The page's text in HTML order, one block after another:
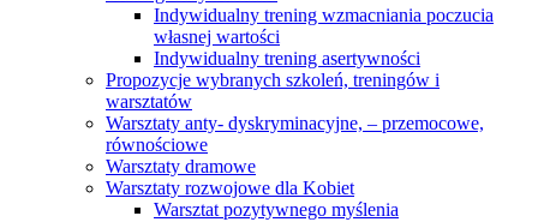
Indywidualny trening wzmacniania poczucia
własnej wartości
Indywidualny trening asertywności
Propozycje wybranych szkoleń, treningów i
warsztatów
Warsztaty anty- dyskryminacyjne, – przemocowe,
równościowe
Warsztaty dramowe
Warsztaty rozwojowe dla Kobiet
Warsztat pozytywnego myślenia